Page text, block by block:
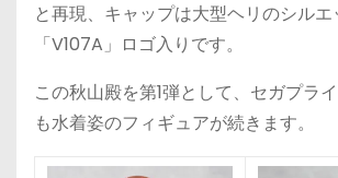
と再現、キャップは大型ヘリのシルエ
「V107A」ロゴ入りです。
この秋山殿を第1弾として、セガプラ
も水着姿のフィギュアが続きます。